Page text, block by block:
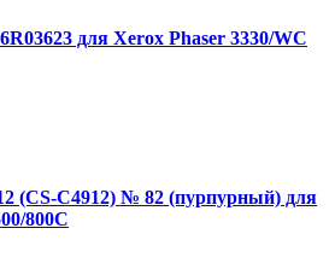
для Xerox Phaser 3330/WC
(CS-C4912) № 82 (пурпурный) для
800C